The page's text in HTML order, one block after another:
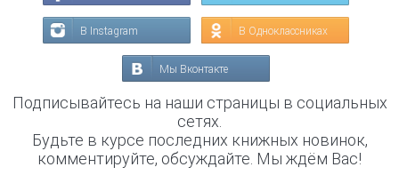
В Instagram В Одноклассниках
Мы Вконтакте
Подписывайтесь на наши страницы в социальных
сетях.
Будьте в курсе последних книжных новинок,
комментируйте, обсуждайте. Мы ждём Вас!